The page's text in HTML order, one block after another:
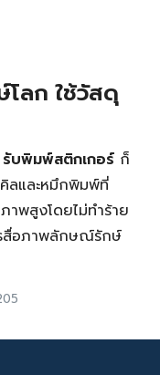
โลก ใช้วัสดุ
รับพิมพ์สติกเกอร์ ก็
คิลและหมึกพิมพ์ที่
พสูงโดยไม่ทำร้าย
สื่อภาพลักษณ์รักษ์